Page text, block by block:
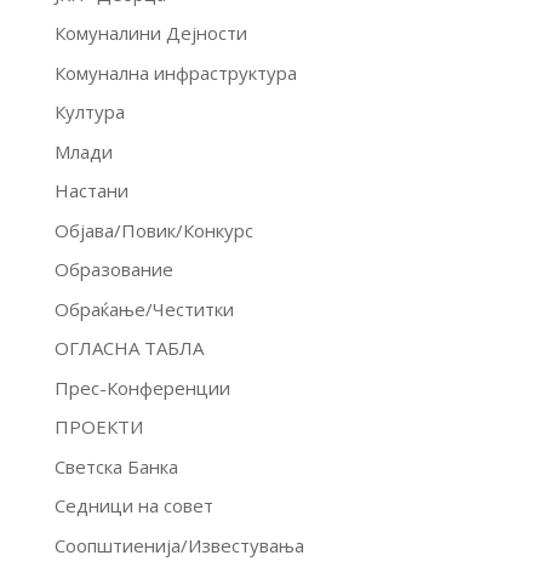
Комуналини Дејности
Комунална инфраструктура
Култура
Млади
Настани
Објава/Повик/Конкурс
Образование
Обраќање/Честитки
ОГЛАСНА ТАБЛА
Прес-Конференции
ПРОЕКТИ
Светска Банка
Седници на совет
Соопштиенија/Известувања